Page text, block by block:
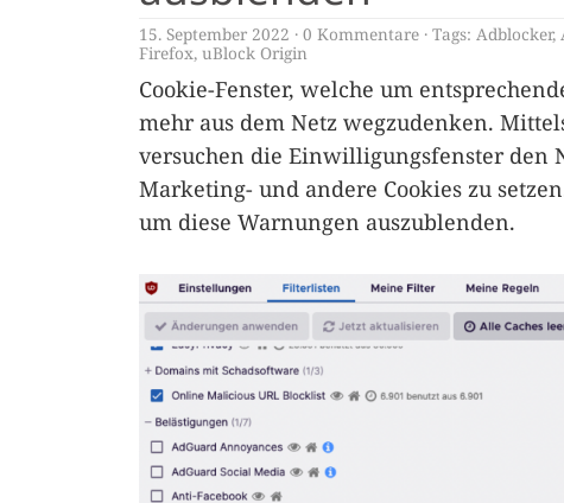
15. September 2022 0 Kommentare Tags: Adblocker,
Firefox, uBlock Origin
Cookie-Fenster, welche um
mehr aus dem Netz wegzudenken.
versuchen die Einwilligungsfenster den
Marketing- und andere Cookies zu
um diese Warnungen auszublenden.